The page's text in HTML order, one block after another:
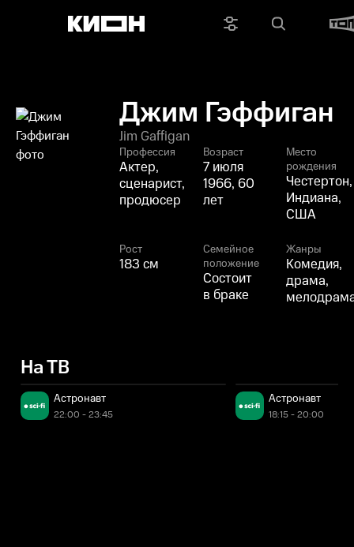
Джим Гэффиган
Jim Gaffigan
Профессия
Актер,
сценарист,
продюсер
Возраст
7 июля
1966, 60
лет
Место
рождения
Честертон,
Индиана,
США
Рост
183 см
Семейное
положение
Состоит
в браке
Жанры
Комедия,
драма,
На ТВ
Астронавт
22:00 - 23:45
Астронавт
18:15 - 20:00